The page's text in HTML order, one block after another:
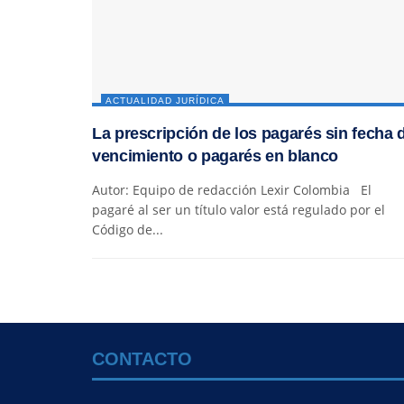
ACTUALIDAD JURÍDICA
La prescripción de los pagarés sin fecha
vencimiento o pagarés en blanco
Autor: Equipo de redacción Lexir Colombia El
pagaré al ser un título valor está regulado por el
Código de...
CONTACTO